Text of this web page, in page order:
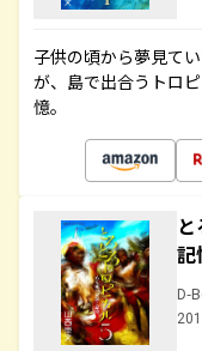
子供の頃から夢見て
が、島で出合うトロ
憶。
D-